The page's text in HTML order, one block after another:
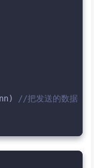
//把发送的数据 转